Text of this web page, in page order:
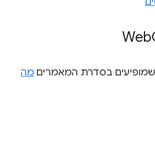
בסדרת המאמרים מה